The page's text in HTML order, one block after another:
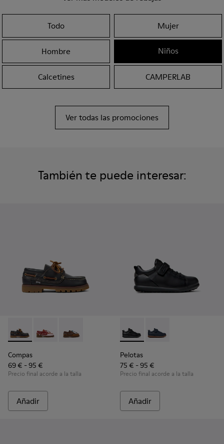
Todo Mujer
Hombre Niños
Calcetines CAMPERLAB
Ver todas las promociones
También te puede interesar:
Compas - K800416-001 - Zapatos náuticos de piel azules
Compas - K800416-008
Compas - K800416-007
Compas
69 € - 95 €
Precio final acorde a la talla
Añadir
Pelotas - K800316-003 -
Pelotas - K800316-
Pelotas
75 € - 95 €
Precio final acorde a la talla
Añadir